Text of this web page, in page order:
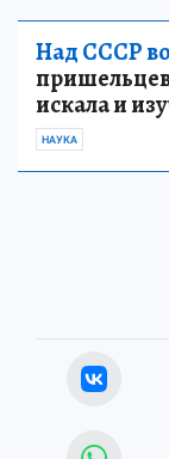
Над СССР
искала и
НАУКА